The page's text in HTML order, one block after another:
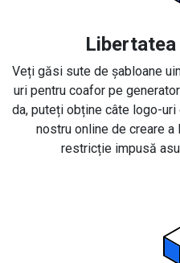
Veți găsi sute de șabloane
uri pentru coafor pe
da, puteți obține câte logo-
nostru online de creare
restricție impusă